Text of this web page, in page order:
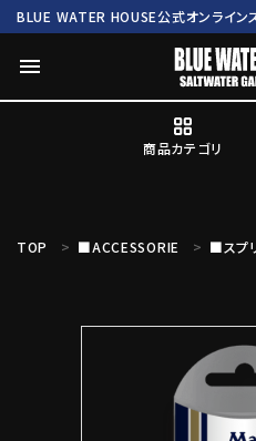
BLUE WATER HOUSE公式オンライン
menu
商品カテゴリ
TOP ■ACCESSORIE ■スプ